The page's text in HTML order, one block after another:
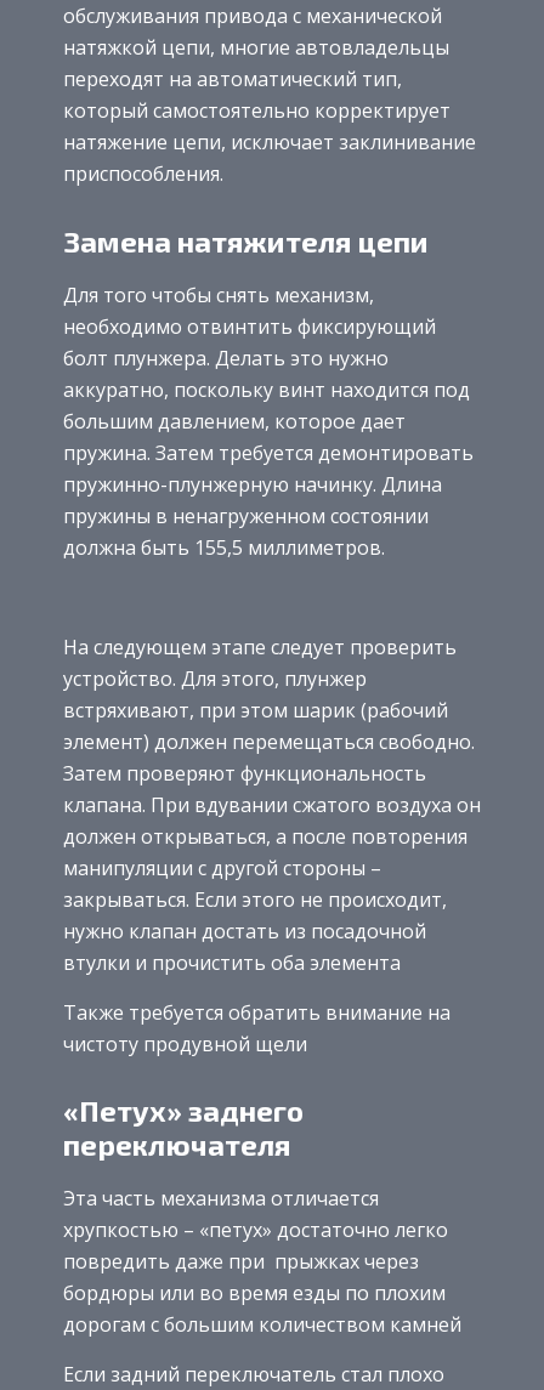
обслуживания привода с механической
натяжкой цепи, многие автовладельцы
переходят на автоматический тип,
который самостоятельно корректирует
натяжение цепи, исключает заклинивание
приспособления.
Замена натяжителя цепи
Для того чтобы снять механизм,
необходимо отвинтить фиксирующий
болт плунжера. Делать это нужно
аккуратно, поскольку винт находится под
большим давлением, которое дает
пружина. Затем требуется демонтировать
пружинно-плунжерную начинку. Длина
пружины в ненагруженном состоянии
должна быть 155,5 миллиметров.
На следующем этапе следует проверить
устройство. Для этого, плунжер
встряхивают, при этом шарик (рабочий
элемент) должен перемещаться свободно.
Затем проверяют функциональность
клапана. При вдувании сжатого воздуха он
должен открываться, а после повторения
манипуляции с другой стороны –
закрываться. Если этого не происходит,
нужно клапан достать из посадочной
втулки и прочистить оба элемента
Также требуется обратить внимание на
чистоту продувной щели
«Петух» заднего
переключателя
Эта часть механизма отличается
хрупкостью – «петух» достаточно легко
повредить даже при прыжках через
бордюры или во время езды по плохим
дорогам с большим количеством камней
Если задний переключатель стал плохо